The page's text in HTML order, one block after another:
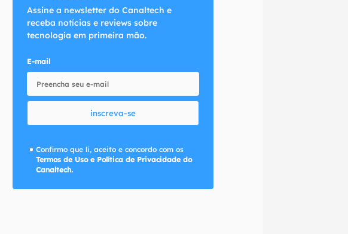
Assine a newsletter do Canaltech e
receba notícias e reviews sobre
tecnologia em primeira mão.
E-mail
inscreva-se
Confirmo que li, aceito e concordo com os
Termos de Uso e Política de Privacidade do
Canaltech.